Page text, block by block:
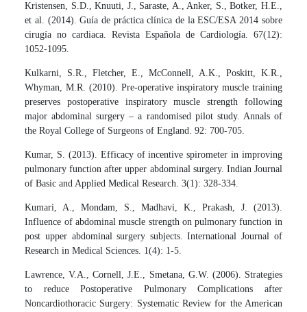
Kristensen, S.D., Knuuti, J., Saraste, A., Anker, S., Botker, H.E.,
et al. (2014). Guía de práctica clínica de la ESC/ESA 2014 sobre
cirugía no cardiaca. Revista Española de Cardiología. 67(12):
1052-1095.
Kulkarni, S.R., Fletcher, E., McConnell, A.K., Poskitt, K.R.,
Whyman, M.R. (2010). Pre-operative inspiratory muscle training
preserves postoperative inspiratory muscle strength following
major abdominal surgery – a randomised pilot study. Annals of
the Royal College of Surgeons of England. 92: 700-705.
Kumar, S. (2013). Efficacy of incentive spirometer in improving
pulmonary function after upper abdominal surgery. Indian Journal
of Basic and Applied Medical Research. 3(1): 328-334.
Kumari, A., Mondam, S., Madhavi, K., Prakash, J. (2013).
Influence of abdominal muscle strength on pulmonary function in
post upper abdominal surgery subjects. International Journal of
Research in Medical Sciences. 1(4): 1-5.
Lawrence, V.A., Cornell, J.E., Smetana, G.W. (2006). Strategies
to reduce Postoperative Pulmonary Complications after
Noncardiothoracic Surgery: Systematic Review for the American